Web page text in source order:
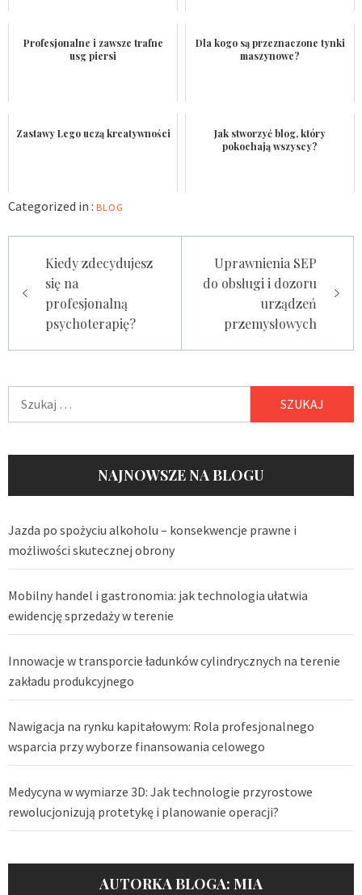
Profesjonalne i zawsze trafne
usg piersi
Dla kogo są przeznaczone tynki
maszynowe?
Zastawy Lego uczą kreatywności
Jak stworzyć blog, który
pokochają wszyscy?
Categorized in : BLOG
wpisuKiedy zdecydujesz
się na
profesjonalną
psychoterapię?
Uprawnienia SEP
do obsługi i dozoru
urządzeń
przemysłowych
NAJNOWSZE NA BLOGU
Jazda po spożyciu alkoholu – konsekwencje prawne i
możliwości skutecznej obrony
Mobilny handel i gastronomia: jak technologia ułatwia
ewidencję sprzedaży w terenie
Innowacje w transporcie ładunków cylindrycznych na terenie
zakładu produkcyjnego
Nawigacja na rynku kapitałowym: Rola profesjonalnego
wsparcia przy wyborze finansowania celowego
Medycyna w wymiarze 3D: Jak technologie przyrostowe
rewolucjonizują protetykę i planowanie operacji?
AUTORKA BLOGA: MIA